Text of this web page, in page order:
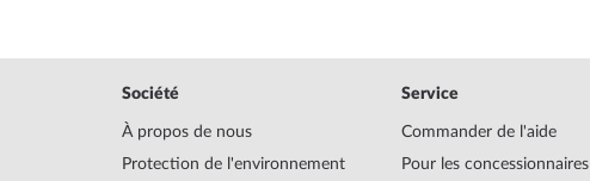
Société
À propos de nous
Protection de l'environnement
Service
Commander de l'aide
Pour les concessionnaires